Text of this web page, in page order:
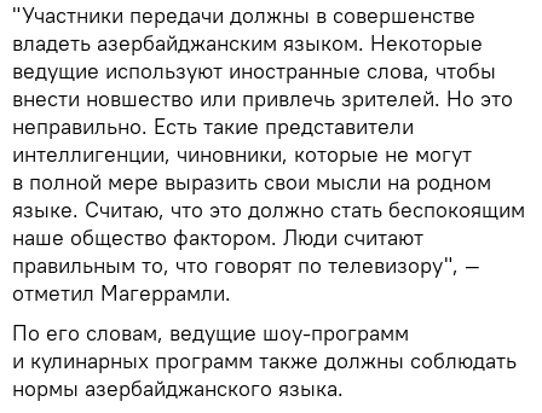
"Участники передачи должны в совершенстве
владеть азербайджанским языком. Некоторые
ведущие используют иностранные слова, чтобы
внести новшество или привлечь зрителей. Но это
неправильно. Есть такие представители
интеллигенции, чиновники, которые не могут
в полной мере выразить свои мысли на родном
языке. Считаю, что это должно стать беспокоящим
наше общество фактором. Люди считают
правильным то, что говорят по телевизору", —
отметил Магеррамли.
По его словам, ведущие шоу-программ
и кулинарных программ также должны соблюдать
нормы азербайджанского языка.